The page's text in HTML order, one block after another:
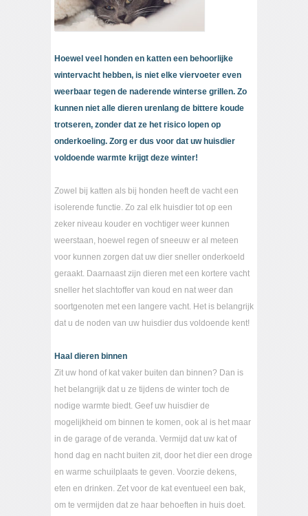
Hoewel veel honden en katten een behoorlijke
wintervacht hebben, is niet elke viervoeter even
weerbaar tegen de naderende winterse grillen. Zo
kunnen niet alle dieren urenlang de bittere koude
trotseren, zonder dat ze het risico lopen op
onderkoeling. Zorg er dus voor dat uw huisdier
voldoende warmte krijgt deze winter!
Zowel bij katten als bij honden heeft de vacht een
isolerende functie. Zo zal elk huisdier tot op een
zeker niveau kouder en vochtiger weer kunnen
weerstaan, hoewel regen of sneeuw er al meteen
voor kunnen zorgen dat uw dier sneller onderkoeld
geraakt. Daarnaast zijn dieren met een kortere vacht
sneller het slachtoffer van koud en nat weer dan
soortgenoten met een langere vacht. Het is belangrijk
dat u de noden van uw huisdier dus voldoende kent!
Haal dieren binnen
Zit uw hond of kat vaker buiten dan binnen? Dan is
het belangrijk dat u ze tijdens de winter toch de
nodige warmte biedt. Geef uw huisdier de
mogelijkheid om binnen te komen, ook al is het maar
in de garage of de veranda. Vermijd dat uw kat of
hond dag en nacht buiten zit, door het dier een droge
en warme schuilplaats te geven. Voorzie dekens,
eten en drinken. Zet voor de kat eventueel een bak,
om te vermijden dat ze haar behoeften in huis doet.